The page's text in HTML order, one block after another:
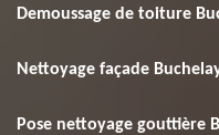
Demoussage de toiture
Nettoyage façade
Pose nettoyage gouttière